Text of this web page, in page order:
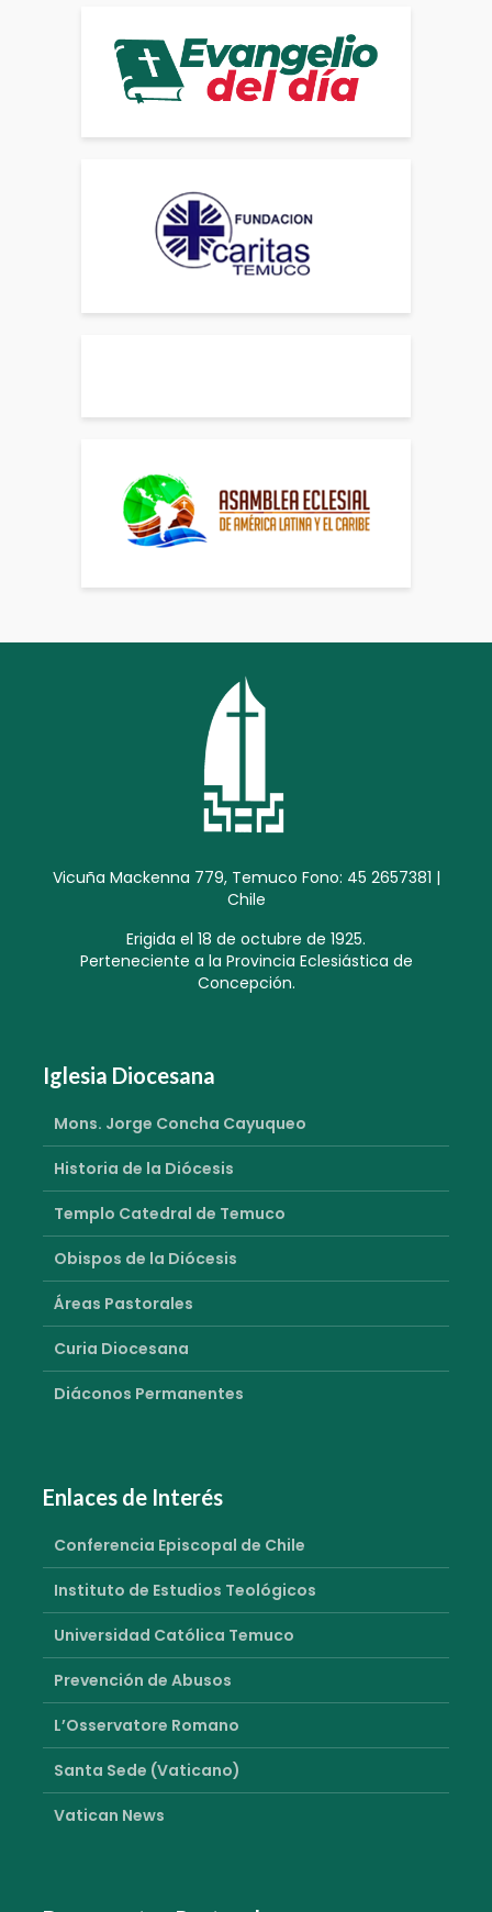
Vicuña Mackenna 779, Temuco Fono: 45 2657381 |
Chile
Erigida el 18 de octubre de 1925.
Perteneciente a la Provincia Eclesiástica de
Concepción.
Iglesia Diocesana
Mons. Jorge Concha Cayuqueo
Historia de la Diócesis
Templo Catedral de Temuco
Obispos de la Diócesis
Áreas Pastorales
Curia Diocesana
Diáconos Permanentes
Enlaces de Interés
Conferencia Episcopal de Chile
Instituto de Estudios Teológicos
Universidad Católica Temuco
Prevención de Abusos
L’Osservatore Romano
Santa Sede (Vaticano)
Vatican News